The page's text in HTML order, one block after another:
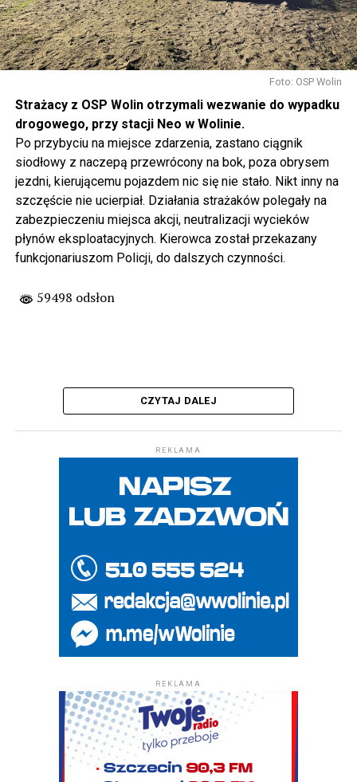
Foto: OSP Wolin
Strażacy z OSP Wolin otrzymali wezwanie do wypadku
drogowego, przy stacji Neo w Wolinie.
Po przybyciu na miejsce zdarzenia, zastano ciągnik
siodłowy z naczepą przewrócony na bok, poza obrysem
jezdni, kierującemu pojazdem nic się nie stało. Nikt inny na
szczęście nie ucierpiał. Działania strażaków polegały na
zabezpieczeniu miejsca akcji, neutralizacji wycieków
płynów eksploatacyjnych. Kierowca został przekazany
funkcjonariuszom Policji, do dalszych czynności.
59498 odsłon
CZYTAJ DALEJ
REKLAMA
REKLAMA